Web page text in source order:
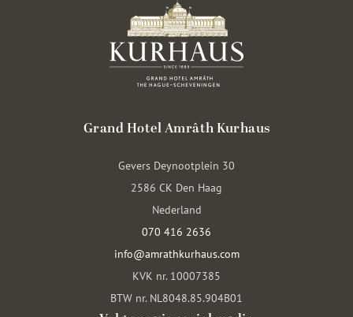
Grand Hotel Amrâth Kurhaus
Gevers Deynootplein 30
2586 CK Den Haag
Nederland
070 416 2636
info@amrathkurhaus.com
KVK nr. 10007385
BTW nr. NL8048.85.904B01